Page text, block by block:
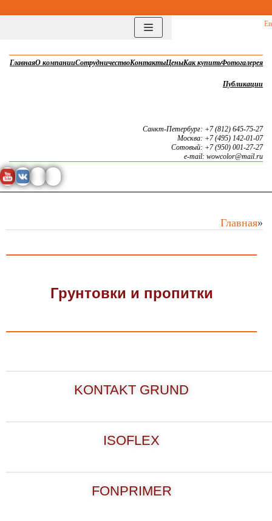
En
Перейти
ГлавнаяО компанииСотрудничествоКонтактыЦеныКак купитьФотогалерея
Публикации
Санкт-Петербург: +7 (812) 645-75-27
Москва: +7 (495) 142-01-07
Сотовый: +7 (950) 001-27-27
e-mail: wowcolor@mail.ru
Главная»
Грунтовки и пропитки
KONTAKT GRUND
ISOFLEX
FONPRIMER